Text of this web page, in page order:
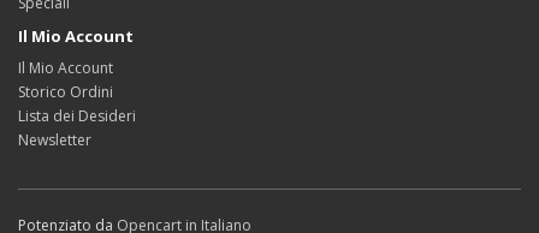
Il Mio Account
Il Mio Account
Storico Ordini
Lista dei Desideri
Newsletter
Potenziato da Opencart in Italiano